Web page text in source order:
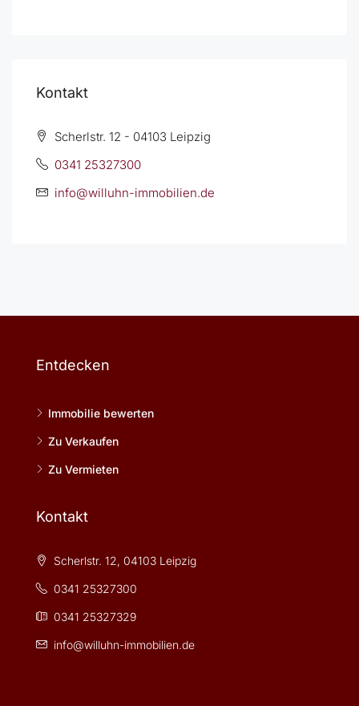
Kontakt
Scherlstr. 12 - 04103 Leipzig
0341 25327300
info@willuhn-immobilien.de
Entdecken
Immobilie bewerten
Zu Verkaufen
Zu Vermieten
Kontakt
Scherlstr. 12, 04103 Leipzig
0341 25327300
0341 25327329
info@willuhn-immobilien.de